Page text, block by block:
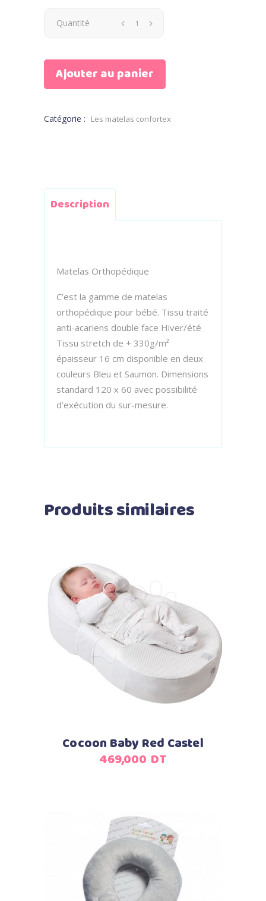
Quantité
Ajouter au panier
Catégorie : Les matelas confortex
Description
Matelas Orthopédique
C’est la gamme de matelas
orthopédique pour bébé. Tissu traité
anti-acariens double face Hiver/été
Tissu stretch de + 330g/m²
épaisseur 16 cm disponible en deux
couleurs Bleu et Saumon. Dimensions
standard 120 x 60 avec possibilité
d’exécution du sur-mesure.
Produits similaires
Ajouter au panier
Cocoon Baby Red Castel
469,000 DT
Ajouter au panier